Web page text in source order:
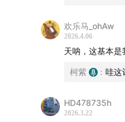
欢乐马_ohAw
2026.4.06
天呐，这基本
柯紫 : 哇这
HD478735h
2026.3.22